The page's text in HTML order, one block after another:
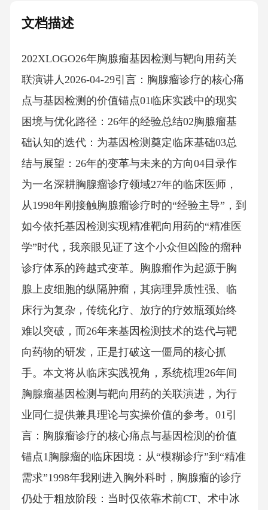
文档描述
202XLOGO26年胸腺瘤基因检测与靶向用药关
联演讲人2026-04-29引言：胸腺瘤诊疗的核心痛
点与基因检测的价值锚点01临床实践中的现实
困境与优化路径：26年的经验总结02胸腺瘤基
础认知的迭代：为基因检测奠定临床基础03总
结与展望：26年的变革与未来的方向04目录作
为一名深耕胸腺瘤诊疗领域27年的临床医师，
从1998年刚接触胸腺瘤诊疗时的“经验主导”，到
如今依托基因检测实现精准靶向用药的“精准医
学”时代，我亲眼见证了这个小众但凶险的瘤种
诊疗体系的跨越式变革。胸腺瘤作为起源于胸
腺上皮细胞的纵隔肿瘤，其病理异质性强、临
床行为复杂，传统化疗、放疗的疗效瓶颈始终
难以突破，而26年来基因检测技术的迭代与靶
向药物的研发，正是打破这一僵局的核心抓
手。本文将从临床实践视角，系统梳理26年间
胸腺瘤基因检测与靶向用药的关联演进，为行
业同仁提供兼具理论与实操价值的参考。01引
言：胸腺瘤诊疗的核心痛点与基因检测的价值
锚点1胸腺瘤的临床困境：从“模糊诊疗”到“精准
需求”1998年我刚进入胸外科时，胸腺瘤的诊疗
仍处于粗放阶段：当时仅依靠术前CT、术中冰